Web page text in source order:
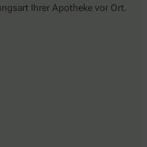
Ihrer Apotheke vor Ort.